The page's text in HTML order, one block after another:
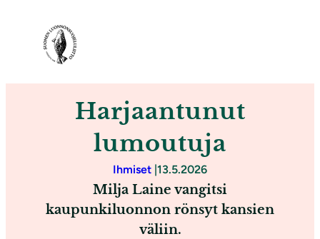
Harjaantunut
lumoutuja
Ihmiset 13.5.2026
Milja Laine vangitsi
kaupunkiluonnon rönsyt kansien
väliin.